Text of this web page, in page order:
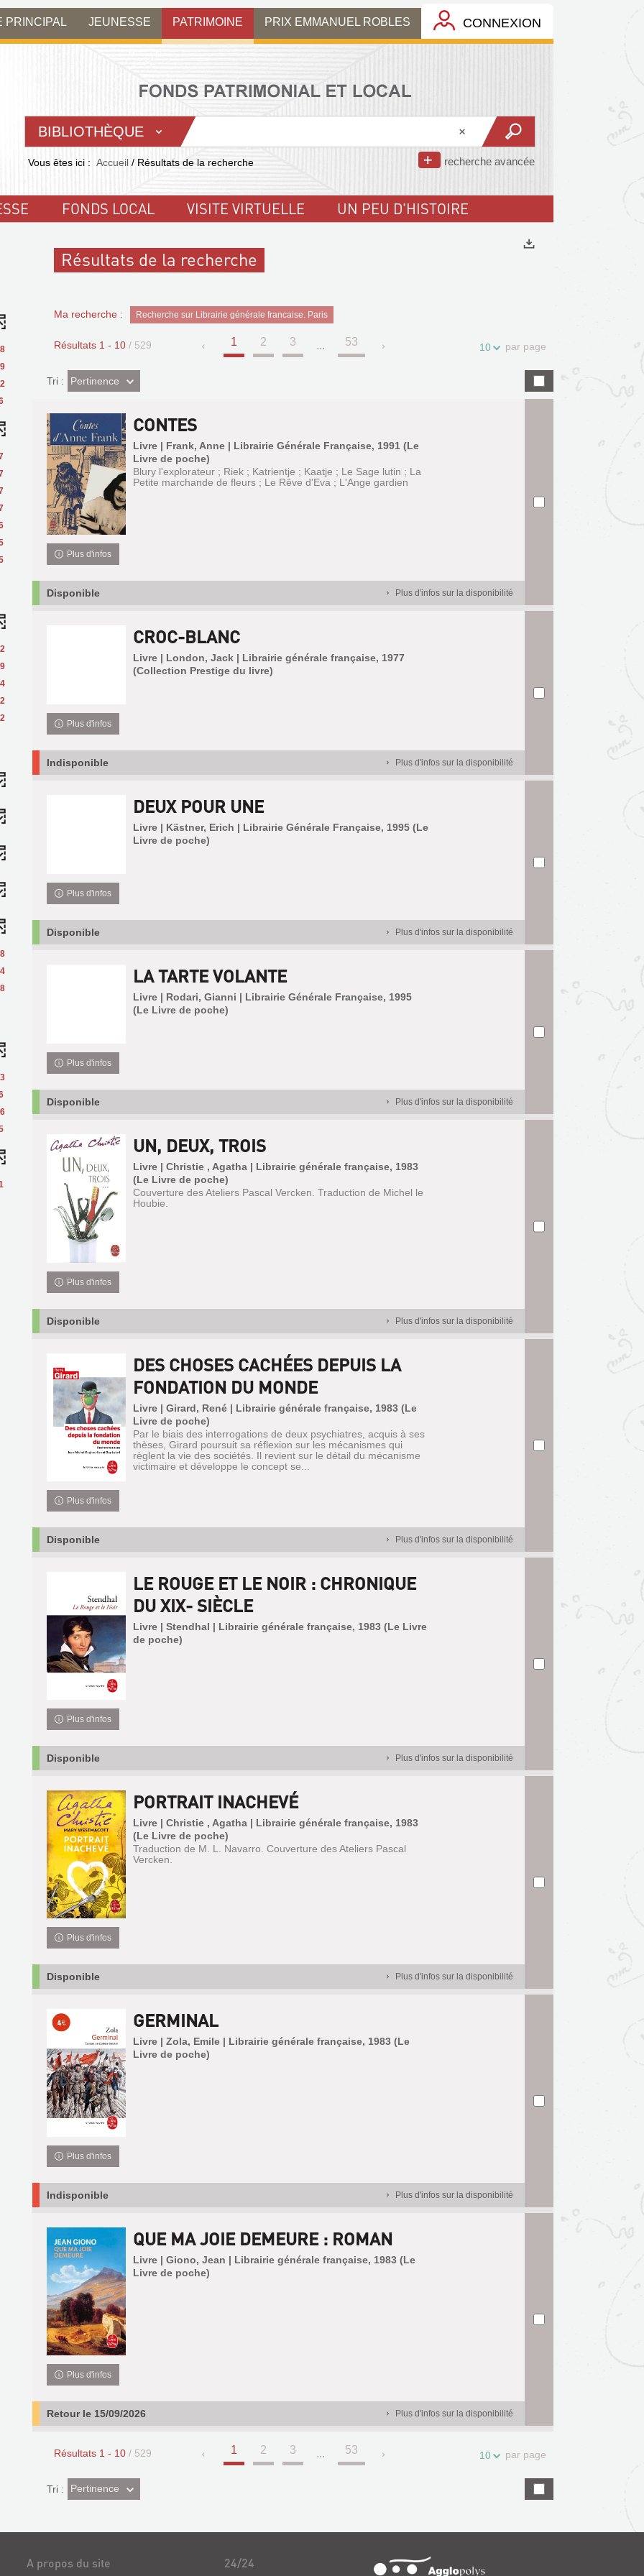
PRINCIPAL JEUNESSE PATRIMOINE PRIX EMMANUEL ROBLES CONNEXION
BIBLIOTHÈQUE
recherche avancée
Vous êtes ici : Accueil / Résultats de la recherche
FONDS LOCAL VISITE VIRTUELLE UN PEU D'HISTOIRE
Résultats de la recherche
Ma recherche : Recherche sur Librairie générale francaise. Paris
Résultats 1 - 10 / 529 1 2 3 ... 53 10 par page
Tri :(Effet
imédiat)
Pertinence
CONTES
Livre | Frank, Anne | Librairie Générale Française, 1991 (Le
Livre de poche)
Blury l'explorateur ; Riek ; Katrientje ; Kaatje ; Le Sage lutin ; La
Petite marchande de fleurs ; Le Rêve d'Eva ; L'Ange gardien
Plus d'infos
Disponible Plus d'infos sur la disponibilité
CROC-BLANC
Livre | London, Jack | Librairie générale française, 1977
(Collection Prestige du livre)
Plus d'infos
Indisponible Plus d'infos sur la disponibilité
DEUX POUR UNE
Livre | Kästner, Erich | Librairie Générale Française, 1995 (Le
Livre de poche)
Plus d'infos
Disponible Plus d'infos sur la disponibilité
LA TARTE VOLANTE
Livre | Rodari, Gianni | Librairie Générale Française, 1995
(Le Livre de poche)
Plus d'infos
Disponible Plus d'infos sur la disponibilité
UN, DEUX, TROIS
Livre | Christie , Agatha | Librairie générale française, 1983
(Le Livre de poche)
Couverture des Ateliers Pascal Vercken. Traduction de Michel le
Houbie.
Plus d'infos
Disponible Plus d'infos sur la disponibilité
DES CHOSES CACHÉES DEPUIS LA
FONDATION DU MONDE
Livre | Girard, René | Librairie générale française, 1983 (Le
Livre de poche)
Par le biais des interrogations de deux psychiatres, acquis à ses
thèses, Girard poursuit sa réflexion sur les mécanismes qui
règlent la vie des sociétés. Il revient sur le détail du mécanisme
victimaire et développe le concept se...
Plus d'infos
Disponible Plus d'infos sur la disponibilité
LE ROUGE ET LE NOIR : CHRONIQUE
DU XIX- SIÈCLE
Livre | Stendhal | Librairie générale française, 1983 (Le Livre
de poche)
Plus d'infos
Disponible Plus d'infos sur la disponibilité
PORTRAIT INACHEVÉ
Livre | Christie , Agatha | Librairie générale française, 1983
(Le Livre de poche)
Traduction de M. L. Navarro. Couverture des Ateliers Pascal
Vercken.
Plus d'infos
Disponible Plus d'infos sur la disponibilité
GERMINAL
Livre | Zola, Emile | Librairie générale française, 1983 (Le
Livre de poche)
Plus d'infos
Indisponible Plus d'infos sur la disponibilité
QUE MA JOIE DEMEURE : ROMAN
Livre | Giono, Jean | Librairie générale française, 1983 (Le
Livre de poche)
Plus d'infos
Retour le 15/09/2026 Plus d'infos sur la disponibilité
Résultats 1 - 10 / 529 1 2 3 ... 53 10 par page
Tri :(Effet
imédiat)
Pertinence
A propos du site 24/24